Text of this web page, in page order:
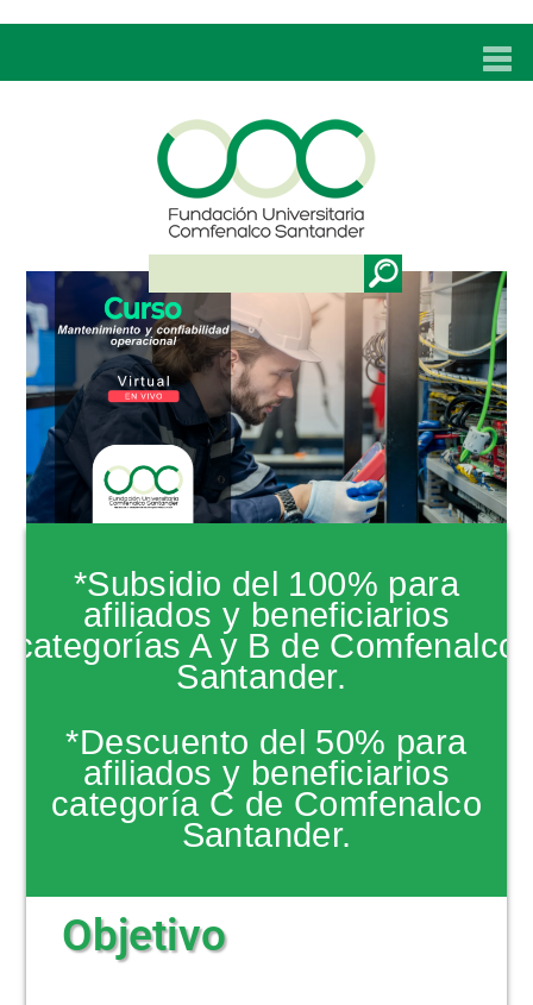
UNC
ADMISIONES
PROGRAMAS
TÉCNICOS LABORALES
BIENESTAR
BIBLIOTECA
INVESTIGACIONES
EDUCACIÓN CONTINUA
NOTICIAS
*Subsidio del 100% para
afiliados y beneficiarios
categorías A y B de Comfenalco
Santander.
*Descuento del 50% para
afiliados y beneficiarios
categoría C de Comfenalco
Santander.
Objetivo